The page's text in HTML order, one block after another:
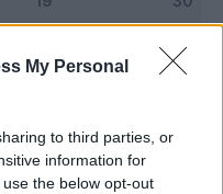
My Personal
to third parties, or
information for
the below opt-out
2 - 5